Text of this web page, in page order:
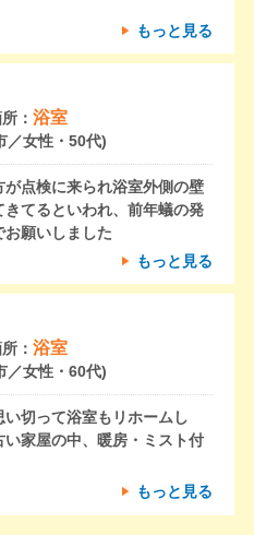
もっと見る
： 浴室
／女性・50代)
点検に来られ浴室外側の壁
てるといわれ、前年蟻の発
願いしました
もっと見る
： 浴室
／女性・60代)
切って浴室もリホームし
家屋の中、暖房・ミスト付
もっと見る